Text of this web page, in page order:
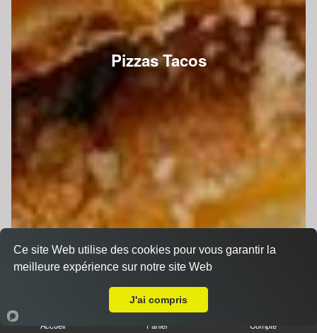
Pizzas Tacos
Accueil Panier Compte
Ce site Web utilise des cookies pour vous garantir la
meilleure expérience sur notre site Web
J'ai compris